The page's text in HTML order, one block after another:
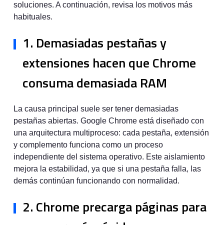
soluciones. A continuación, revisa los motivos más
habituales.
1. Demasiadas pestañas y
extensiones hacen que Chrome
consuma demasiada RAM
La causa principal suele ser tener demasiadas
pestañas abiertas. Google Chrome está diseñado con
una arquitectura multiproceso: cada pestaña, extensión
y complemento funciona como un proceso
independiente del sistema operativo. Este aislamiento
mejora la estabilidad, ya que si una pestaña falla, las
demás continúan funcionando con normalidad.
2. Chrome precarga páginas para